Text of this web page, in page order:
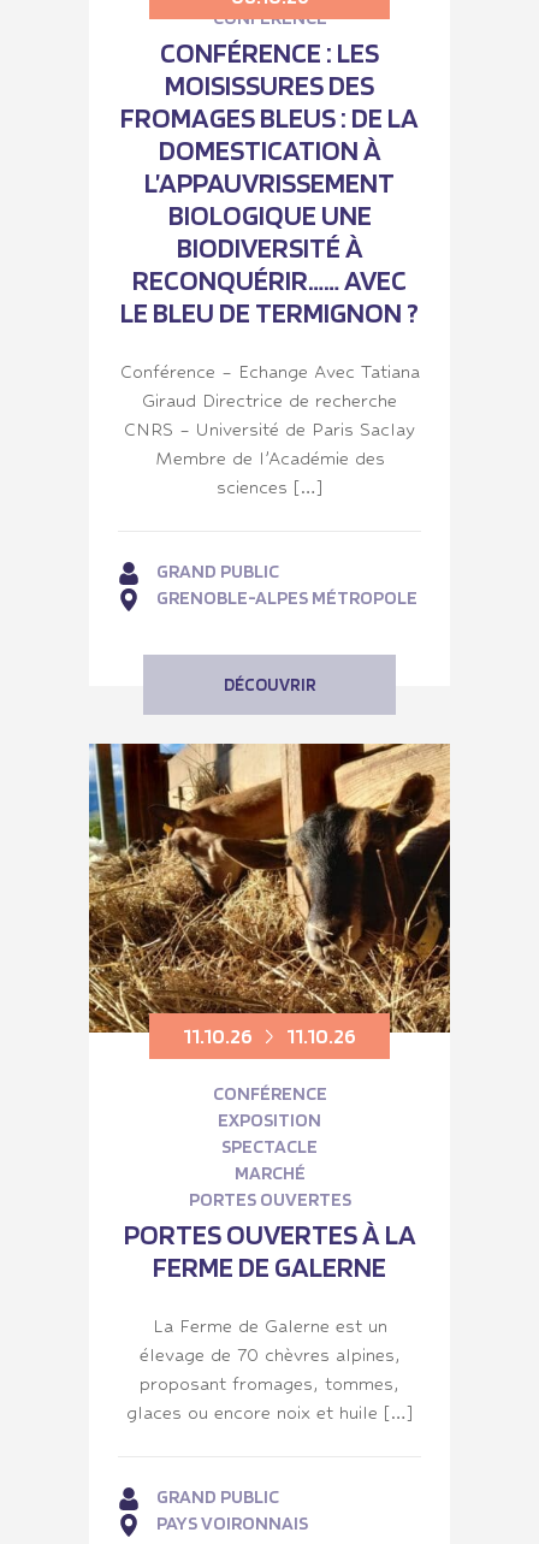
CONFÉRENCE
CONFÉRENCE : LES
MOISISSURES DES
FROMAGES BLEUS : DE LA
DOMESTICATION À
L’APPAUVRISSEMENT
BIOLOGIQUE UNE
BIODIVERSITÉ À
RECONQUÉRIR…… AVEC
LE BLEU DE TERMIGNON ?
Conférence – Echange Avec Tatiana
Giraud Directrice de recherche
CNRS – Université de Paris Saclay
Membre de l’Académie des
sciences […]
GRAND PUBLIC
GRENOBLE-ALPES MÉTROPOLE
DÉCOUVRIR
11.10.26 11.10.26
CONFÉRENCE
EXPOSITION
SPECTACLE
MARCHÉ
PORTES OUVERTES
PORTES OUVERTES À LA
FERME DE GALERNE
La Ferme de Galerne est un
élevage de 70 chèvres alpines,
proposant fromages, tommes,
glaces ou encore noix et huile […]
GRAND PUBLIC
PAYS VOIRONNAIS